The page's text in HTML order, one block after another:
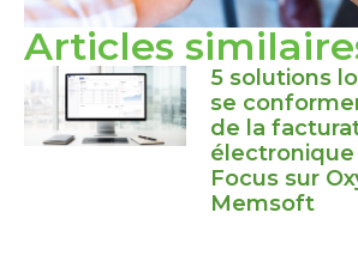
Articles
5 solutions
se
de la
électronique
Focus sur
Memsoft